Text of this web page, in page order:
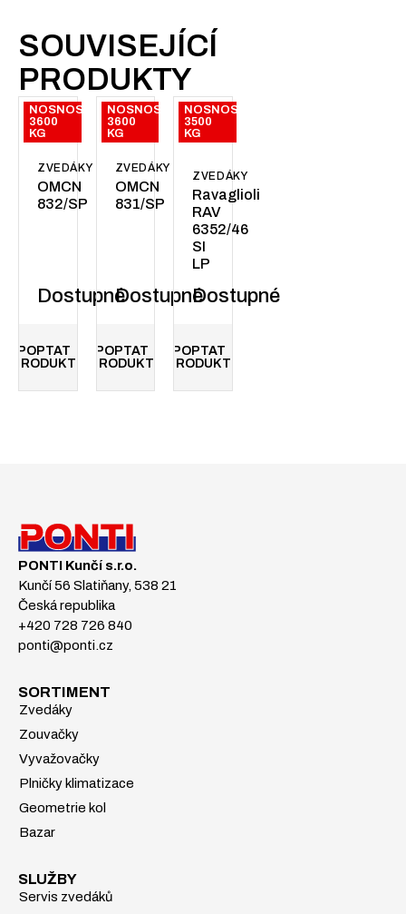
SOUVISEJÍCÍ
PRODUKTY
NOSNOST:
3600
KG
ZVEDÁKY
OMCN
832/SP
Dostupné
POPTAT
PRODUKT
NOSNOST:
3600
KG
ZVEDÁKY
OMCN
831/SP
Dostupné
POPTAT
PRODUKT
NOSNOST:
3500
KG
ZVEDÁKY
Ravaglioli
RAV
6352/46
SI
LP
Dostupné
POPTAT
PRODUKT
PONTI Kunčí s.r.o.
Kunčí 56 Slatiňany, 538 21
Česká republika
+420 728 726 840
ponti@ponti.cz
SORTIMENT
Zvedáky
Zouvačky
Vyvažovačky
Plničky klimatizace
Geometrie kol
Bazar
SLUŽBY
Servis zvedáků